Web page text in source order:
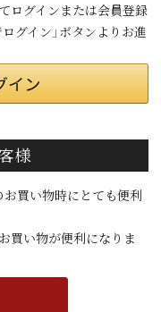
グインまたは会員登録
グイン」ボタンよりお進
様
お買い物時にとても便利
買い物が便利になりま